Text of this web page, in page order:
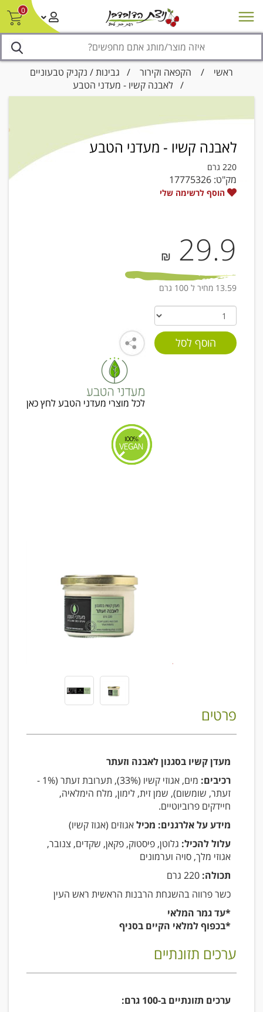
0
מבצעים סניפים צור קשר/ביטול הזמנה
ראשי / הקפאה וקירור / גבינות / נקניק טבעוניים
/ לאבנה קשיו - מעדני הטבע
לאבנה קשיו - מעדני הטבע
220 גרם
מק"ט: 17775326
הוסף לרשימה שלי
29.9
₪
13.59 מחיר ל 100 גרם
לכל מוצרי מעדני הטבע לחץ כאן
פרטים
מעדן קשיו בסגנון לאבנה וזעתר
רכיבים:
מים, אגוזי קשיו (33%), תערובת זעתר (1% -
זעתר, שומשום), שמן זית, לימון, מלח הימלאיה,
חיידקים פרוביוטיים.
מידע על אלרגנים: מכילאגוזים (אגוז קשיו)
עלול להכיל: גלוטן, פיסטוק, פקאן, שקדים, צנובר,
אגוזי מלך, סויה וערמונים
תכולה:
כשר פרווה בהשגחת הרבנות הראשית ראש העין
*עד גמר המלאי
*בכפוף למלאי הקיים בסניף
ערכים תזונתיים
ערכים תזונתיים ב-100 גרם: